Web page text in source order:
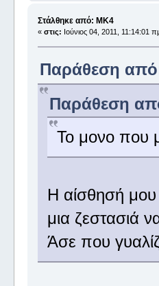
Στάλθηκε από: MK4
« στις: Ιούνιος 04, 2011, 11:14:01
Παράθεση από:
Παράθεση
Το μονο που
Η αίσθησή μου
μια ζεστασιά
Άσε που